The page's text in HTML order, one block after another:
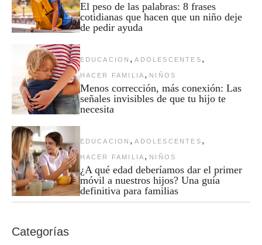
El peso de las palabras: 8 frases
cotidianas que hacen que un niño deje
de pedir ayuda
EDUCACION , ADOLESCENTES ,
HACER FAMILIA , NIÑOS
Menos corrección, más conexión: Las
señales invisibles de que tu hijo te
necesita
EDUCACION , ADOLESCENTES ,
HACER FAMILIA , NIÑOS
¿A qué edad deberíamos dar el primer
móvil a nuestros hijos? Una guía
definitiva para familias
Categorías